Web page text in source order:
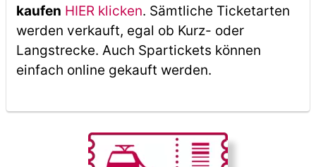
kaufen HIER klicken. Sämtliche Ticketarten
werden verkauft, egal ob Kurz- oder
Langstrecke. Auch Spartickets können
einfach online gekauft werden.